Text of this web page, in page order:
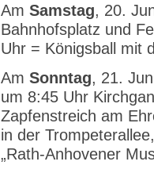
Am Samstag, 20.
Bahnhofsplatz und
Uhr = Königsball mit
Am Sonntag, 21.
um 8:45 Uhr
Zapfenstreich am
in der
„Rath-Anhovener